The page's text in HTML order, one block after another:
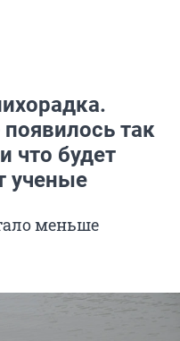
так
что будет
ученые
меньше